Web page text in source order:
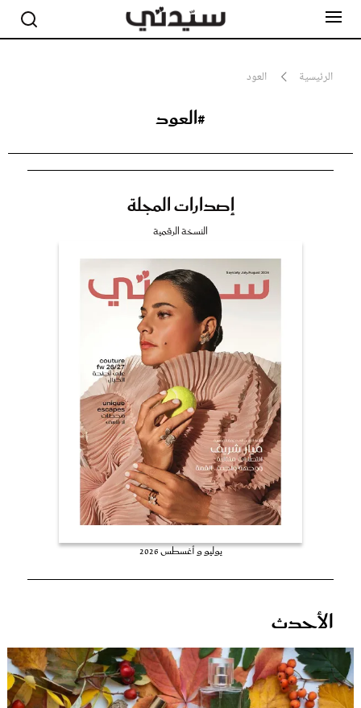
الرئيسية العود
#العود
إصدارات المجلة
النسخة الرقمية
يوليو و أغسطس 2026
الأحدث
جمال
صحة ورشاقة
عروس سيدتي
غلاف رفمي